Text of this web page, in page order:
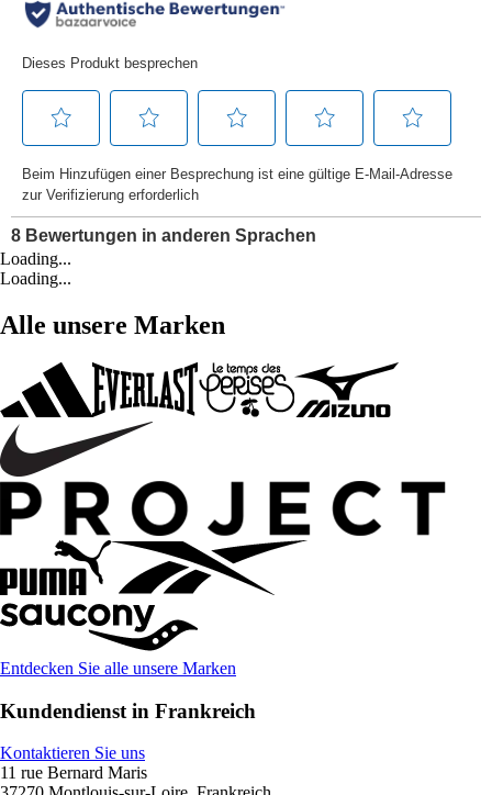
Loading...
Loading...
Alle unsere Marken
Entdecken Sie alle unsere Marken
Kundendienst in Frankreich
Kontaktieren Sie uns
11 rue Bernard Maris